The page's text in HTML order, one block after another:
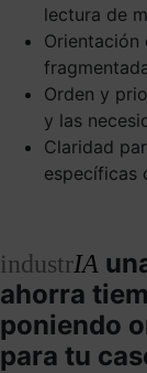
lectura de
Orientación
Orden y
y las
Claridad
específicas
industrIA
ahorra
poniendo
para tu